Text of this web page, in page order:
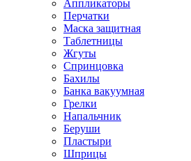
Аппликаторы
Перчатки
Маска защитная
Таблетницы
Жгуты
Спринцовка
Бахилы
Банка вакуумная
Грелки
Напальчник
Беруши
Пластыри
Шприцы